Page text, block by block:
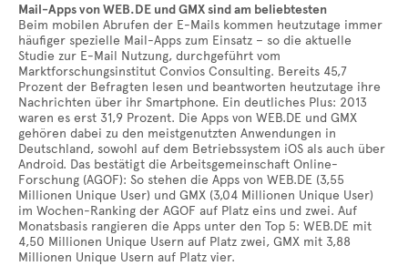
Mail-Apps von WEB.DE und GMX sind am beliebtesten
Beim mobilen Abrufen der E-Mails kommen heutzutage immer
häufiger spezielle Mail-Apps zum Einsatz – so die aktuelle
Studie zur E-Mail Nutzung, durchgeführt vom
Marktforschungsinstitut Convios Consulting. Bereits 45,7
Prozent der Befragten lesen und beantworten heutzutage ihre
Nachrichten über ihr Smartphone. Ein deutliches Plus: 2013
waren es erst 31,9 Prozent. Die Apps von WEB.DE und GMX
gehören dabei zu den meistgenutzten Anwendungen in
Deutschland, sowohl auf dem Betriebssystem iOS als auch über
Android. Das bestätigt die Arbeitsgemeinschaft Online-
Forschung (AGOF): So stehen die Apps von WEB.DE (3,55
Millionen Unique User) und GMX (3,04 Millionen Unique User)
im Wochen-Ranking der AGOF auf Platz eins und zwei. Auf
Monatsbasis rangieren die Apps unter den Top 5: WEB.DE mit
4,50 Millionen Unique Usern auf Platz zwei, GMX mit 3,88
Millionen Unique Usern auf Platz vier.